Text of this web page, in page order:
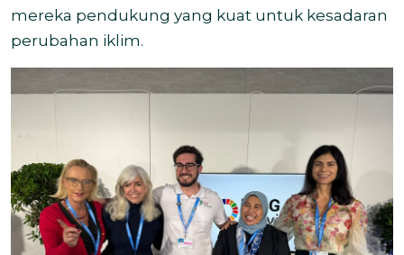
mereka pendukung yang kuat untuk kesadaran
perubahan iklim.